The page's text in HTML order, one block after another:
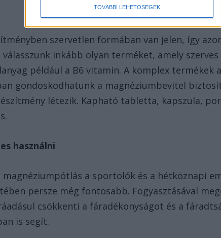
TOVÁBBI LEHETŐSÉGEK
szervetlen formában van jelen, így
válasszunk inkább olyan terméket, amely
például a B6 vitamin. A komplex termékek
gondoskodhatunk a magnéziumbevitel
létezik. Kapható tabletta, kapszula,
használni
magnéziumpótlás a sportolók és a hétköznapi
persze még fontosabb. Fogyasztásával
csökkenti a fáradékonyságot és a
is segít.